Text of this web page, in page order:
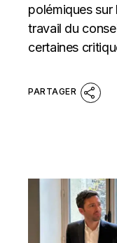
polémiques sur
travail du
certaines